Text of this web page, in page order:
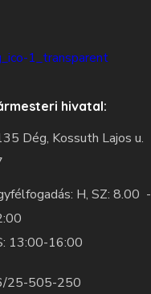
hivatal:
Dég, Kossuth Lajos u.
H, SZ: 8.00 -
13:00-16:00
25-505-250